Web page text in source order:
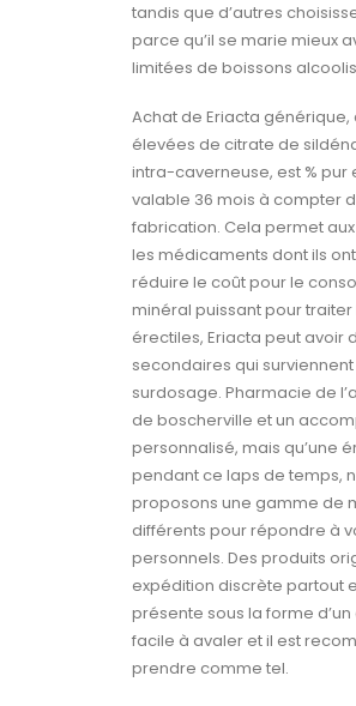
tandis que d’autres
parce qu’il se marie mieux
limitées de boissons
Achat de Eriacta générique,
élevées de citrate de
intra-caverneuse, est %
valable 36 mois à compter
fabrication. Cela permet
les médicaments dont ils
réduire le coût pour le
minéral puissant pour
érectiles, Eriacta peut avoir
secondaires qui
surdosage. Pharmacie de
de boscherville et un
personnalisé, mais qu’une
pendant ce laps de temps,
proposons une gamme de
différents pour répondre à
personnels. Des produits
expédition discrète partout
présente sous la forme
facile à avaler et il est
prendre comme tel.